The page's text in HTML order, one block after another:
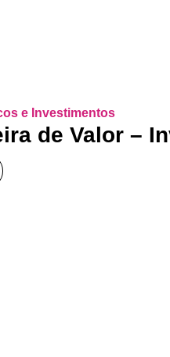
e Investimentos
de Valor –